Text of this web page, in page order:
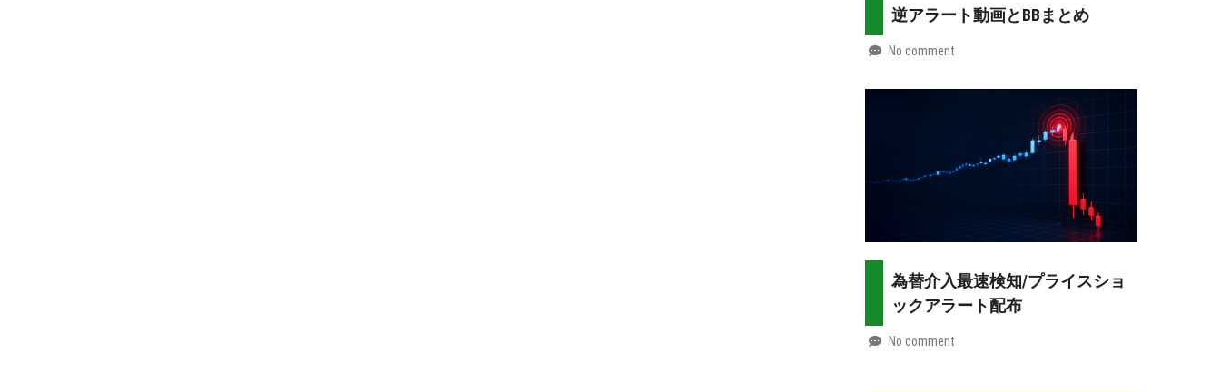
逆アラート動画とBBまとめ
by
No comment
為替介入最速検知/プライスショ
ックアラート配布
by
No comment